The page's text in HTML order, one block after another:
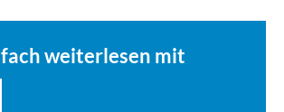
weiterlesen mit